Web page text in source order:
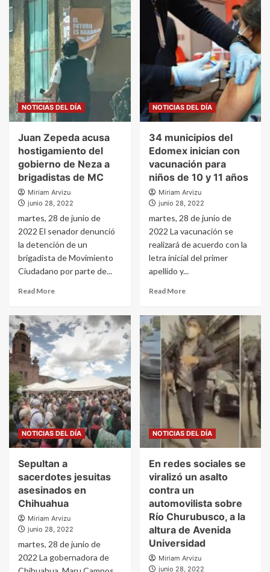
NOTICIAS DEL DÍA
Juan Zepeda acusa
hostigamiento del
gobierno de Neza a
brigadistas de MC
Miriam Arvizu
junio 28, 2022
martes, 28 de junio de
2022 El senador denunció
la detención de un
brigadista de Movimiento
Ciudadano por parte de...
Read More
NOTICIAS DEL DÍA
34 municipios del
Edomex inician con
vacunación para
niños de 10 y 11 años
Miriam Arvizu
junio 28, 2022
martes, 28 de junio de
2022 La vacunación se
realizará de acuerdo con la
letra inicial del primer
apellido y...
Read More
NOTICIAS DEL DÍA
Sepultan a
sacerdotes jesuitas
asesinados en
Chihuahua
Miriam Arvizu
junio 28, 2022
martes, 28 de junio de
2022 La gobernadora de
NOTICIAS DEL DÍA
En redes sociales se
viralizó un asalto
contra un
automovilista sobre
Río Churubusco, a la
altura de Avenida
Universidad
Miriam Arvizu
junio 28, 2022